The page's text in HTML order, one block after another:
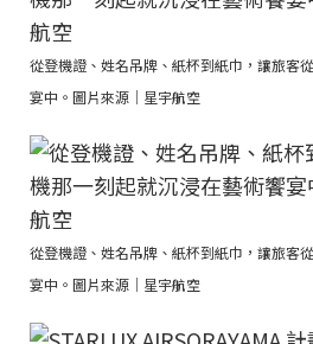
從登機證、姓名吊牌、紙杯到紙巾，讓旅客
宴中。圖片來源｜星宇航空
從登機證、姓名吊牌、紙杯到紙巾，讓旅客
宴中。圖片來源｜星宇航空